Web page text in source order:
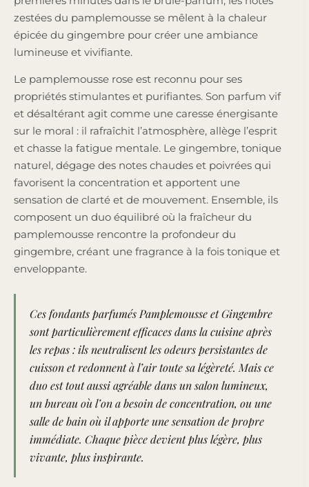
zestées du pamplemousse se mêlent à la chaleur
épicée du gingembre pour créer une ambiance
lumineuse et vivifiante.
Le pamplemousse rose est reconnu pour ses
propriétés stimulantes et purifiantes. Son parfum vif
et désaltérant agit comme une caresse énergisante
sur le moral : il rafraîchit l’atmosphère, allège l’esprit
et chasse la fatigue mentale. Le gingembre, tonique
naturel, dégage des notes chaudes et poivrées qui
favorisent la concentration et apportent une
sensation de clarté et de mouvement. Ensemble, ils
composent un duo équilibré où la fraîcheur du
pamplemousse rencontre la profondeur du
gingembre, créant une fragrance à la fois tonique et
enveloppante.
Ces fondants parfumés Pamplemousse et Gingembre
sont particulièrement efficaces dans la cuisine après
les repas : ils neutralisent les odeurs persistantes de
cuisson et redonnent à l’air toute sa légèreté. Mais ce
duo est tout aussi agréable dans un salon lumineux,
un bureau où l’on a besoin de concentration, ou une
salle de bain où il apporte une sensation de propre
immédiate. Chaque pièce devient plus légère, plus
vivante, plus inspirante.